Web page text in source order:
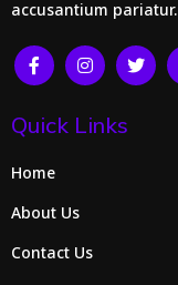
accusantium pariatur.
Quick Links
Home
About Us
Contact Us